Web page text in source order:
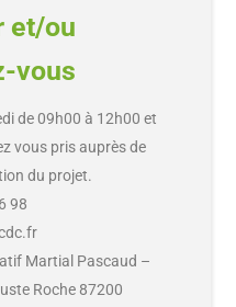
et/ou
vous
de 09h00 à 12h00 et
vous pris auprès de
du projet.
98
Martial Pascaud –
Roche 87200